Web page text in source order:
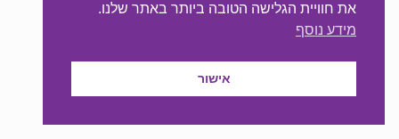
את חוויית הגלישה הטובה ביותר באתר שלנו.
מידע נוסף
אישור